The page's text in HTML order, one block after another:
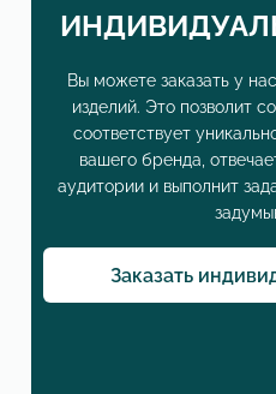
Вы можете заказать у
изделий. Это позволит
соответствует
вашего бренда,
аудитории и выполнит
Заказать